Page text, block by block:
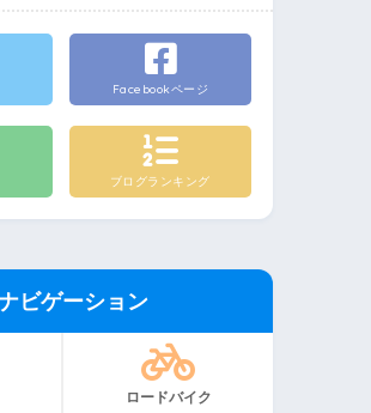
Facebookページ
ブログランキング
ビゲーション
ロードバイク